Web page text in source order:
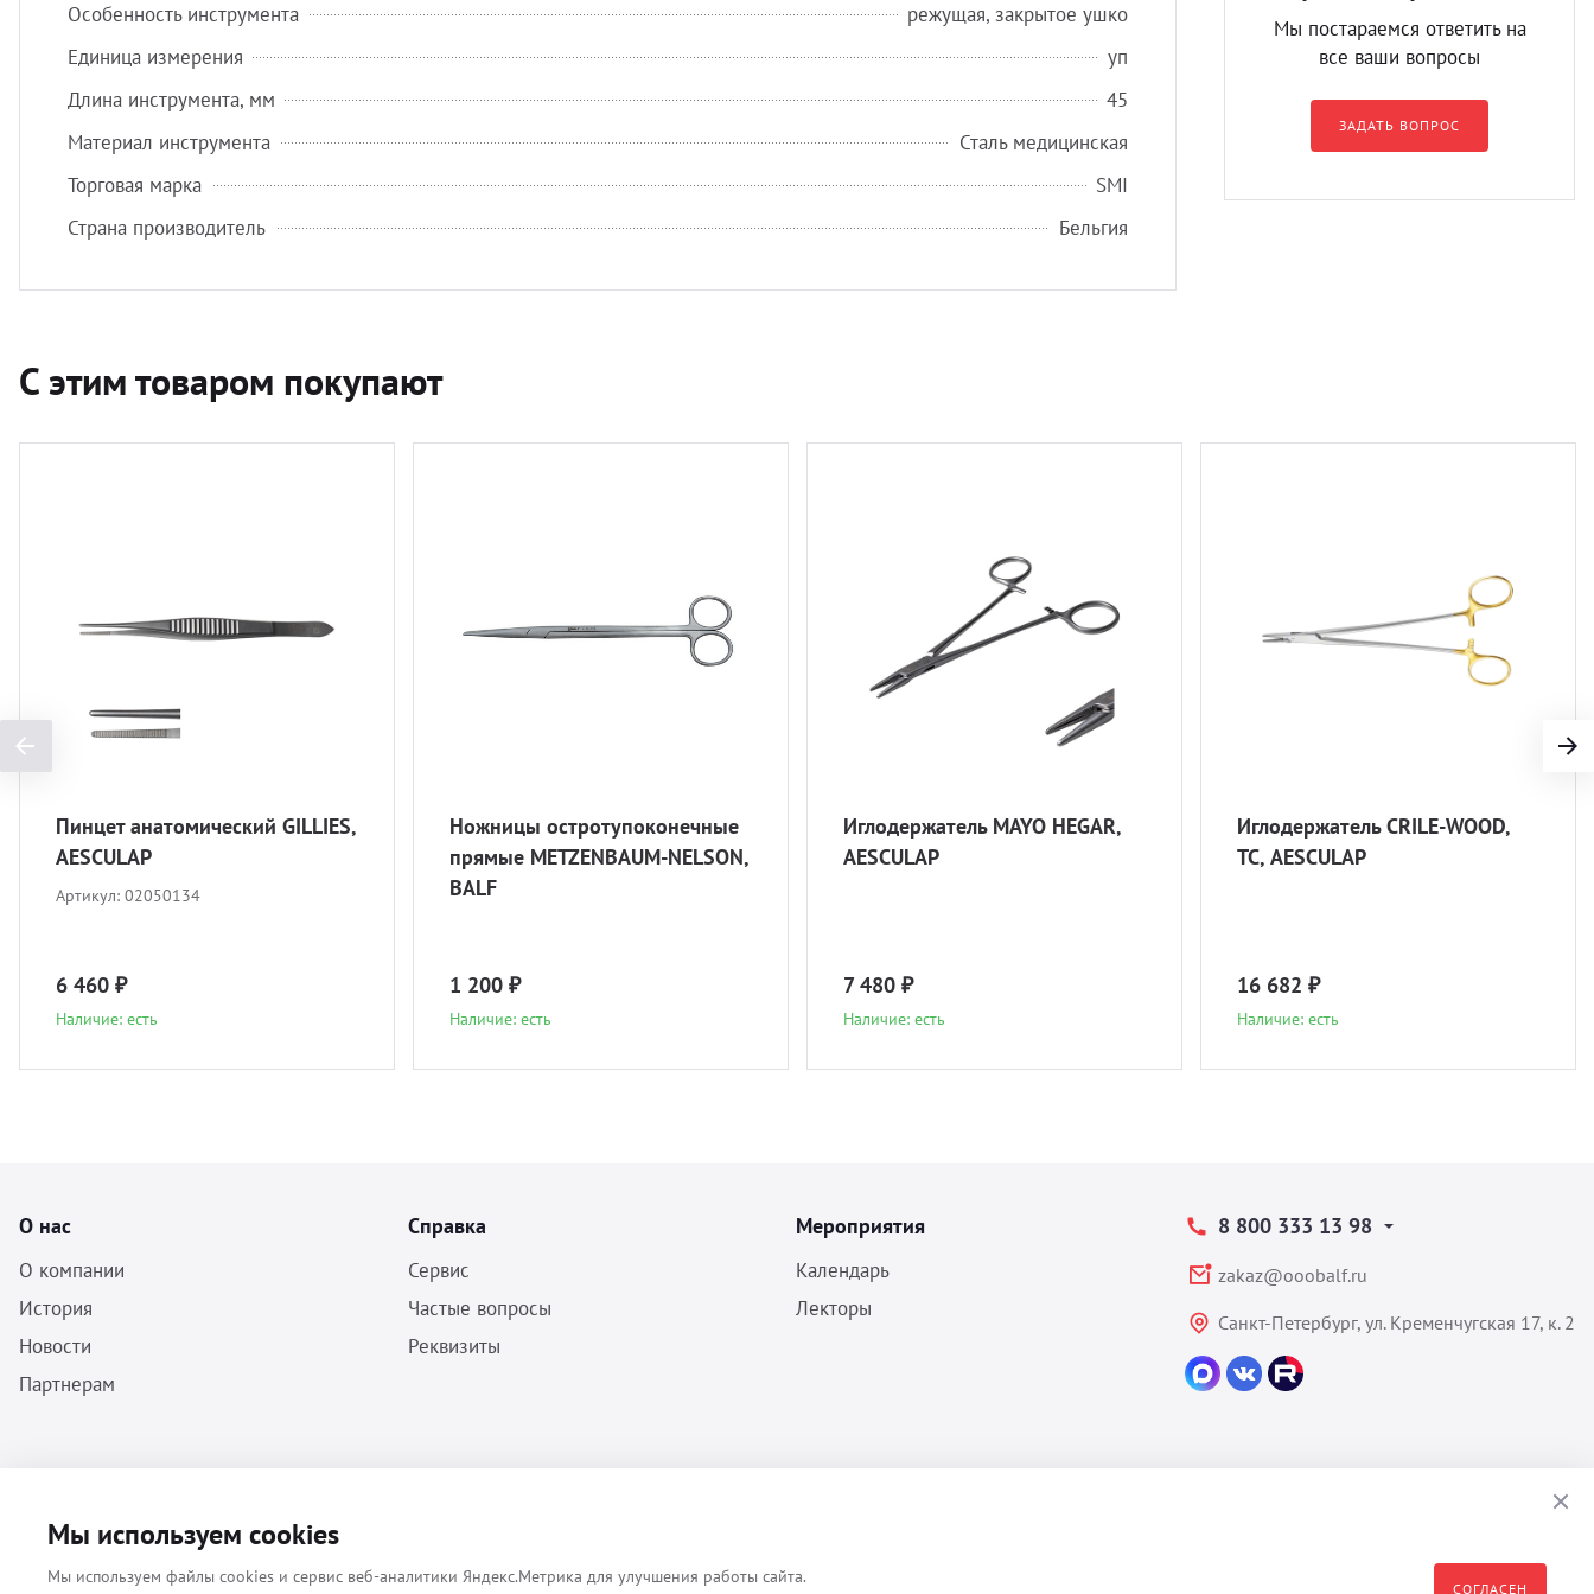
Особенность инструмента
режущая, закрытое ушко
Единица измерения
уп
Длина инструмента, мм
45
Материал инструмента
Сталь медицинская
Торговая марка
SMI
Страна производитель
Бельгия
Мы постараемся ответить на
все ваши вопросы
ЗАДАТЬ ВОПРОС
С этим товаром покупают
Пинцет анатомический GILLIES,
AESCULAP
Артикул: 02050134
6 460 ₽
Наличие: есть
Ножницы остротупоконечные
прямые METZENBAUM-NELSON,
BALF
1 200 ₽
Наличие: есть
Иглодержатель MAYO HEGAR,
AESCULAP
7 480 ₽
Наличие: есть
Иглодержатель CRILE-WOOD,
ТС, AESCULAP
16 682 ₽
Наличие: есть
О нас
О компании
История
Новости
Партнерам
Справка
Сервис
Частые вопросы
Реквизиты
Мероприятия
Календарь
Лекторы
8 800 333 13 98
zakaz@ooobalf.ru
Санкт-Петербург, ул. Кременчугская 17, к. 2
для ветеринарии © 2026 Все права защищены.
Мы используем cookies
Мы используем файлы cookies и сервис веб-аналитики Яндекс.Метрика для улучшения работы сайта.
СОГЛАСЕН